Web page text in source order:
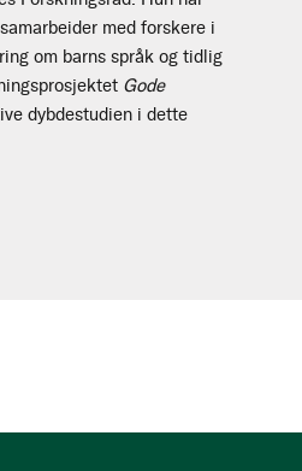
med forskere i
om barns språk og tidlig
Gode
dybdestudien i dette